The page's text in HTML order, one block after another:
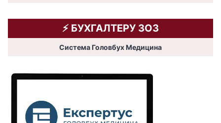
⚡️ БУХГАЛТЕРУ ЗОЗ
Система Головбух Медицина